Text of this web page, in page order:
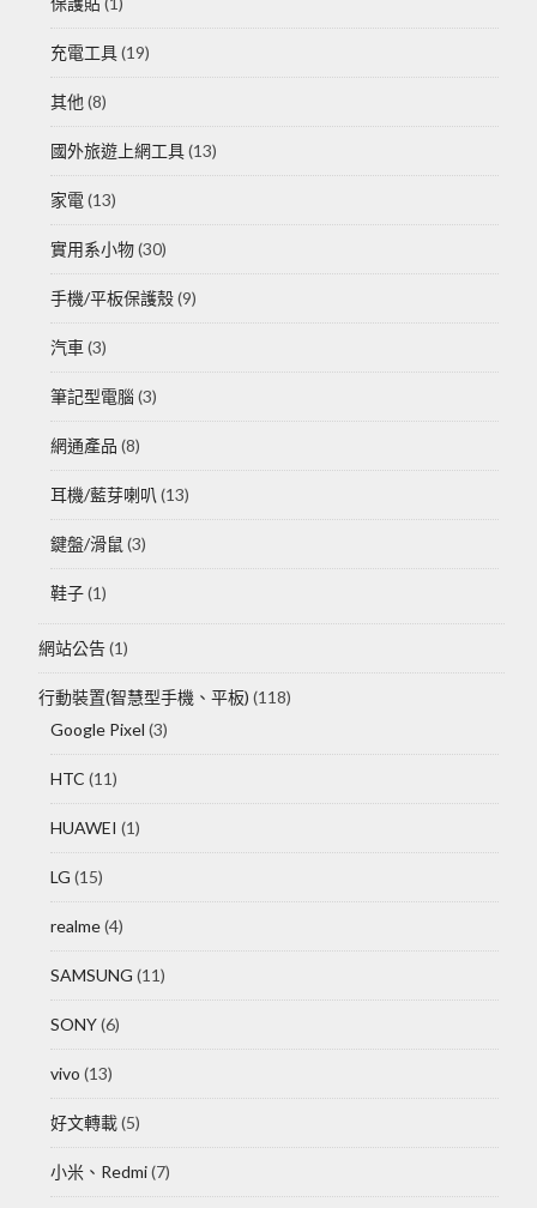
充電工具(19)
其他 (8)
國外旅遊上網工具(13)
家電 (13)
實用系小物(30)
手機/平板保護殼(9)
汽車 (3)
筆記型電腦(3)
網通產品 (8)
耳機/藍芽喇叭 (13)
鍵盤/滑鼠 (3)
鞋子(1)
網站公告(1)
行動裝置(智慧型手機、平板) (118)
Google Pixel (3)
HTC (11)
HUAWEI (1)
LG (15)
realme(4)
SAMSUNG (11)
SONY(6)
vivo (13)
好文轉載(5)
小米、Redmi(7)